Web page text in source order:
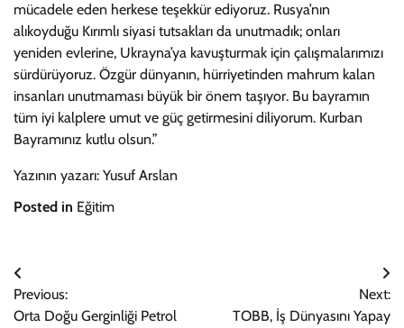
mücadele eden herkese teşekkür ediyoruz. Rusya’nın
alıkoyduğu Kırımlı siyasi tutsakları da unutmadık; onları
yeniden evlerine, Ukrayna’ya kavuşturmak için çalışmalarımızı
sürdürüyoruz. Özgür dünyanın, hürriyetinden mahrum kalan
insanları unutmaması büyük bir önem taşıyor. Bu bayramın
tüm iyi kalplere umut ve güç getirmesini diliyorum. Kurban
Bayramınız kutlu olsun.”
Yazının yazarı: Yusuf Arslan
Posted in Eğitim
Yazı
gezinmesi
Previous:
Orta Doğu Gerginliği Petrol
Next:
TOBB, İş Dünyasını Yapay